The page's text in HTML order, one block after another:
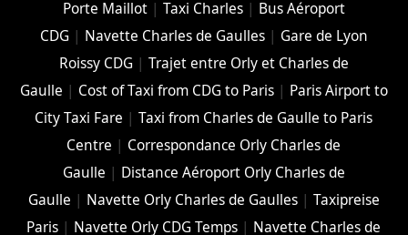
Porte Maillot| Taxi Charles| Bus Aéroport
CDG | Navette Charles de Gaulles| Gare de Lyon
Roissy CDG | Trajet entre Orly et Charles de
Gaulle | Cost of Taxi from CDG to Paris| Paris Airport to
City Taxi Fare |Taxi from Charles de Gaulle to Paris
Centre | Correspondance Orly Charles de
Gaulle | Distance Aéroport Orly Charles de
Gaulle | Navette Orly Charles de Gaulles| Taxipreise
Paris | Navette Orly CDG Temps | Navette Charles de